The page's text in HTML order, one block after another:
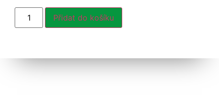
Přidat do košíku